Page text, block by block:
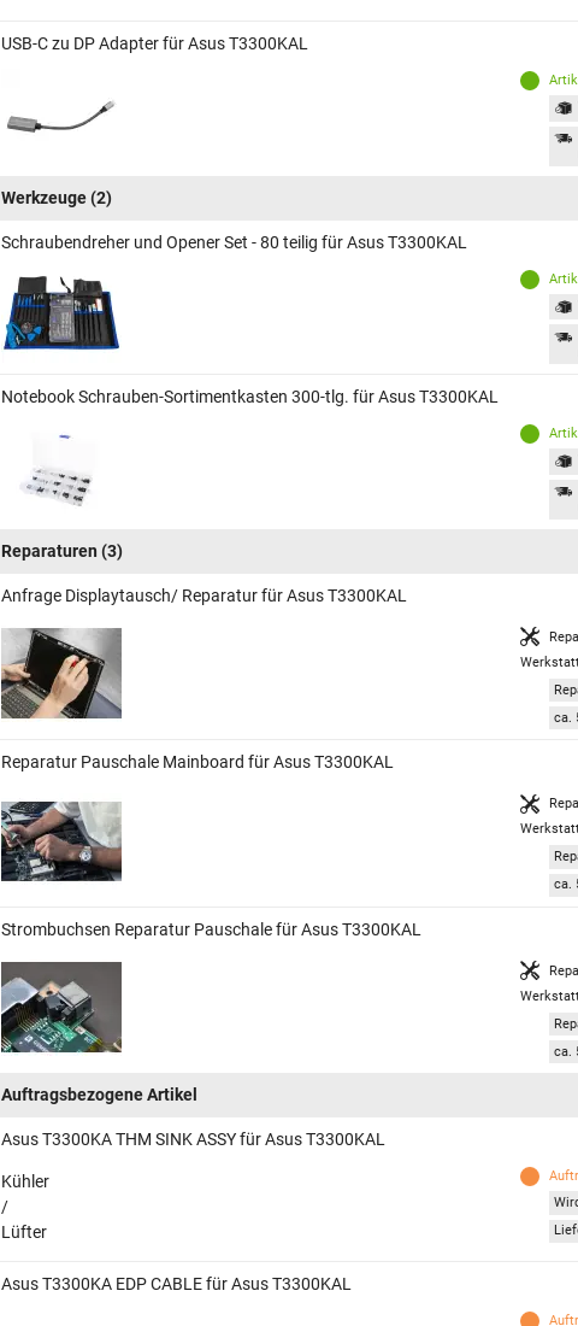
USB-C zu DP Adapter für Asus T3300KAL
Werkzeuge(2)
Schraubendreher und Opener Set - 80 teilig für Asus T3300KAL
Notebook Schrauben-Sortimentkasten 300-tlg. für Asus T3300KAL
Reparaturen (3)
Anfrage Displaytausch/ Reparatur für Asus T3300KAL
ca.
Reparatur Pauschale Mainboard für Asus T3300KAL
ca.
Strombuchsen Reparatur Pauschale für Asus T3300KAL
ca.
Auftragsbezogene Artikel
Asus T3300KA THM SINK ASSY für Asus T3300KAL
Kühler
/
Lüfter
Asus T3300KA EDP CABLE für Asus T3300KAL